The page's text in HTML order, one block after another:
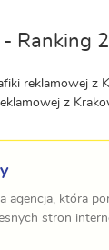
Ranking
reklamowej
z
agencja, która
stron